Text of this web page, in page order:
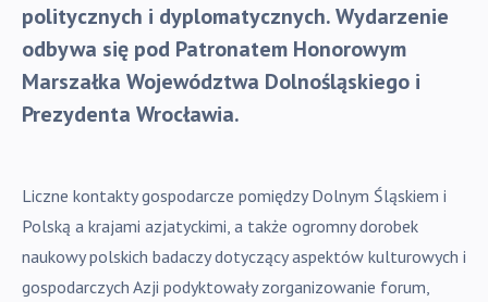
politycznych i dyplomatycznych. Wydarzenie
odbywa się pod Patronatem Honorowym
Marszałka Województwa Dolnośląskiego i
Prezydenta Wrocławia.
Liczne kontakty gospodarcze pomiędzy Dolnym Śląskiem i
Polską a krajami azjatyckimi, a także ogromny dorobek
naukowy polskich badaczy dotyczący aspektów kulturowych i
gospodarczych Azji podyktowały zorganizowanie forum,